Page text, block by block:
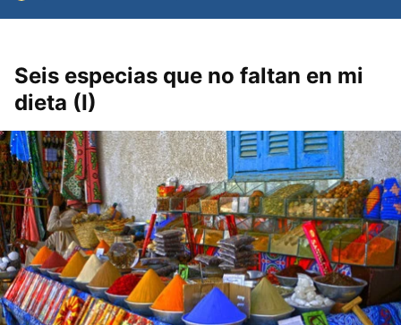
Seis especias que no faltan en mi
dieta (I)